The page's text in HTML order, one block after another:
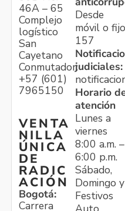
46A – 65
Complejo
logístico
San
Cayetano
Conmutador:
+57 (601)
7965150
VENTA
NILLA
ÚNICA
DE
RADIC
ACIÓN
Bogotá:
Carrera
Desde
móvil o
157
judiciales:
Horario
atención
Lunes a
viernes
8:00 a.m. –
6:00 p.m.
Sábado,
Domingo y
Festivos